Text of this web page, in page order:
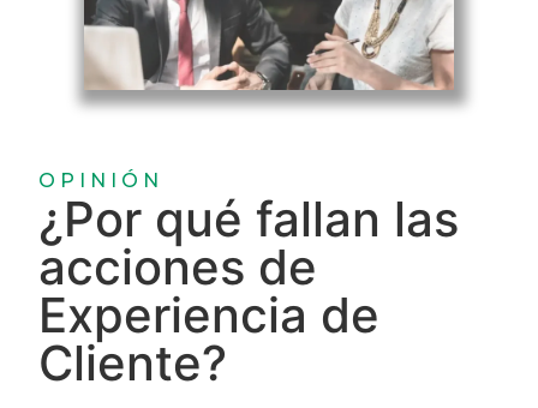
OPINIÓN
¿Por qué fallan las
acciones de
Experiencia de
Cliente?